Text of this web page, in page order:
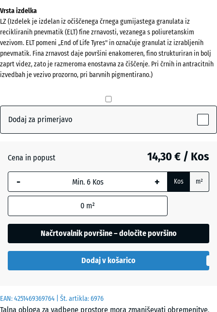
EAN:4251469369764 | Št. artikla:6976
Talna obloga za vadbene prostore mora zmanjševati obremenitve,
barvah?
Prikaži
barvno
paleto
Opečno
rdeča(active)
Antracit - 1,60 €
zelena
+ 1,40 €
Vrsta izdelka
LZ (Izdelek je izdelan iz očiščenega črnega gumijastega granulata iz
recikliranih pnevmatik (ELT) fine zrnavosti, vezanega s poliuretanskim
vezivom. ELT pomeni „End of Life Tyres" in označuje granulat iz izrabljenih
pnevmatik. Fina zrnavost daje površini enakomeren, fino strukturiran in bolj
zaprt videz, zato je razmeroma enostavna za čiščenje. Pri črnih in antracitnih
izvedbah je vezivo prozorno, pri barvnih pigmentirano.)
Dodaj za primerjavo
Cena in popust 14,30 € / Kos
- + Kos m²
0 m²
Načrtovalnik površine – določite površino
Dodaj v košarico